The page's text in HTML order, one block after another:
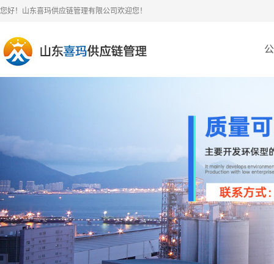
您好！山东喜玛供应链管理有限公司欢迎您！